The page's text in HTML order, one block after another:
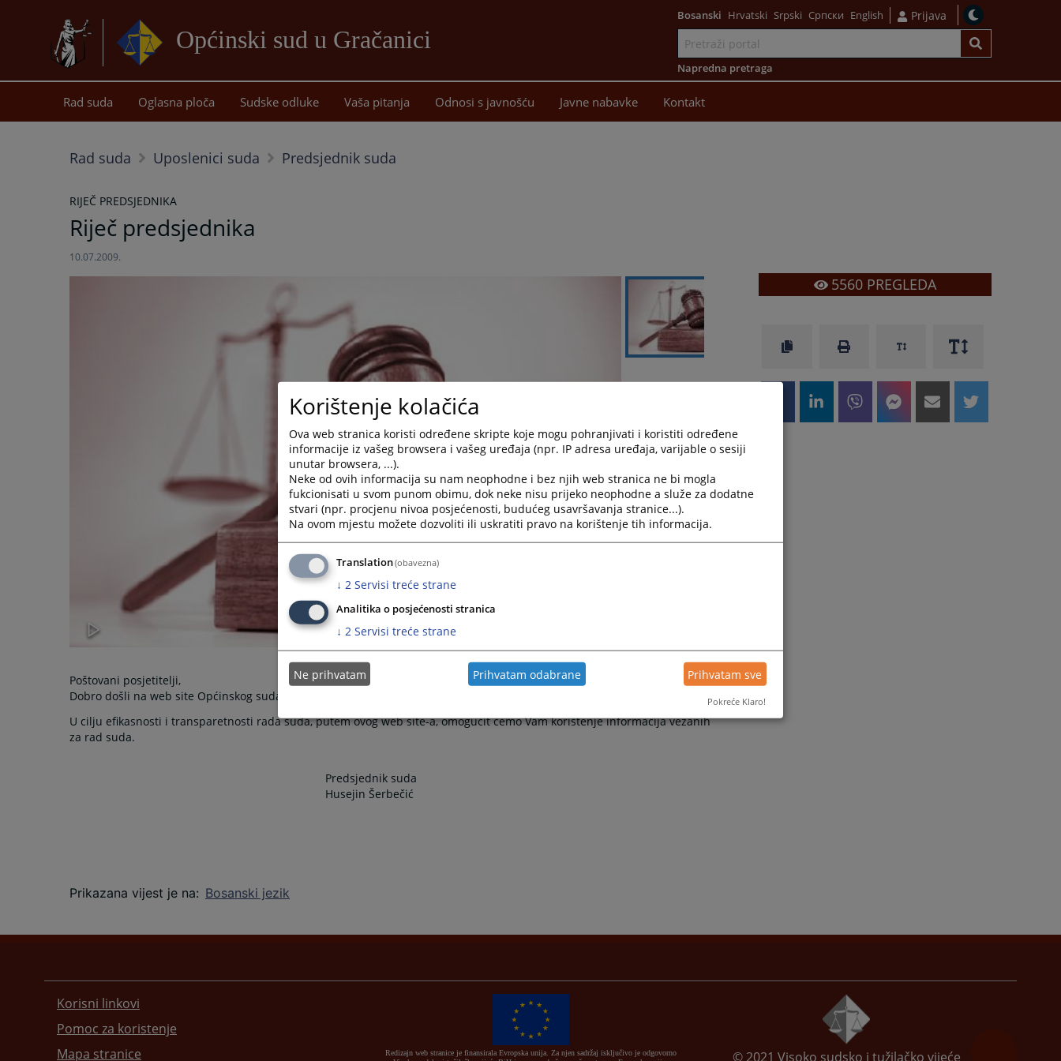
Općinski sud u Gračanici
sadržaj
Bosanski Hrvatski Srpski Српски English Prijava
Napredna pretraga
Rad suda Oglasna ploča Sudske odluke Vaša pitanja Odnosi s javnošću Javne nabavke Kontakt
Rad suda Uposlenici suda Predsjednik suda
RIJEČ PREDSJEDNIKA
Riječ predsjednika
10.07.2009.
Poštovani posjetitelji,
Dobro došli na web site Općinskog suda u Gračanici.
U cilju efikasnosti i transparetnosti rada suda, putem ovog web site-a, omogućit ćemo Vam korištenje informacija vezanih
za rad suda.
Predsjednik suda
Husejin Šerbečić
Prikazana vijest je na: Bosanski jezik
5560PREGLEDA
Korisni linkovi
Pomoc za koristenje
Mapa stranice
Redizajn web stranice je finansirala Evropska unija. Za njen sadržaj isključivo je odgovorno
© 2021 Visoko sudsko i tužilačko vijeće
Korištenje kolačića
Ova web stranica koristi određene skripte koje mogu pohranjivati i koristiti određene
informacije iz vašeg browsera i vašeg uređaja (npr. IP adresa uređaja, varijable o sesiji
unutar browsera, ...).
Neke od ovih informacija su nam neophodne i bez njih web stranica ne bi mogla
fukcionisati u svom punom obimu, dok neke nisu prijeko neophodne a služe za dodatne
stvari (npr. procjenu nivoa posjećenosti, budućeg usavršavanja stranice...).
Na ovom mjestu možete dozvoliti ili uskratiti pravo na korištenje tih informacija.
Translation(obavezna)
↓ 2 Servisi treće strane
Analitika o posjećenosti stranica
↓ 2 Servisi treće strane
Ne prihvatam Prihvatam odabrane Prihvatam sve
Pokreće Klaro!